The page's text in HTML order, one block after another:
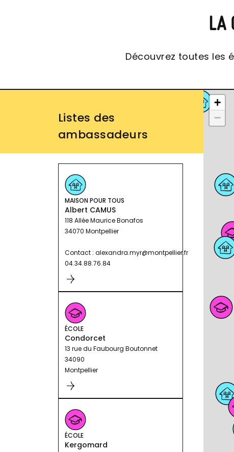
LA
Découvrez toutes les
Listes des
ambassadeurs
MAISON POUR TOUS
Albert CAMUS
118 Allée Maurice Bonafos
34070 Montpellier
Contact : alexandra.myr@montpellier.fr
04.34.88.76.84
ÉCOLE
Condorcet
13 rue du Faubourg Boutonnet
34090
Montpellier
ÉCOLE
Kergomard
+
−